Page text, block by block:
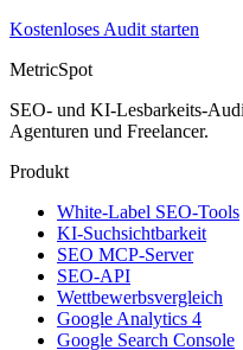
Kostenloses Audit starten
MetricSpot
SEO- und KI-Lesbarkeits-
Agenturen und Freelancer.
Produkt
White-Label SEO-Tools
KI-Suchsichtbarkeit
SEO MCP-Server
SEO-API
Wettbewerbsvergleich
Google Analytics 4
Google Search Console